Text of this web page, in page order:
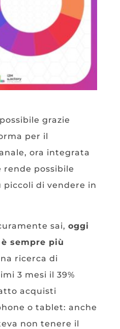
grazie
per il
ora integrata
rende possibile
piccoli di vendere in
sai, oggi
sempre più
ricerca di
3 mesi il 39%
acquisti
o tablet: anche
non tenere il